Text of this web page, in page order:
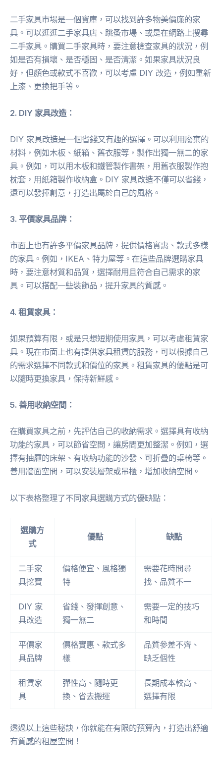
二手家具市場是一個寶庫，可以找到許多物美價廉的家
具。可以逛逛二手家具店、跳蚤市場、或是在網路上搜尋
二手家具。購買二手家具時，要注意檢查家具的狀況，例
如是否有損壞、是否穩固、是否清潔。如果家具狀況良
好，但顏色或款式不喜歡，可以考慮 DIY 改造，例如重新
上漆、更換把手等。
2. DIY 家具改造：
DIY 家具改造是一個省錢又有趣的選擇。可以利用廢棄的
材料，例如木板、紙箱、舊衣服等，製作出獨一無二的家
具。例如，可以用木板和鐵管製作書架，用舊衣服製作抱
枕套，用紙箱製作收納盒。DIY 家具改造不僅可以省錢，
還可以發揮創意，打造出屬於自己的風格。
3. 平價家具品牌：
市面上也有許多平價家具品牌，提供價格實惠、款式多樣
的家具。例如，IKEA、特力屋等。在這些品牌選購家具
時，要注意材質和品質，選擇耐用且符合自己需求的家
具。可以搭配一些裝飾品，提升家具的質感。
4. 租賃家具：
如果預算有限，或是只想短期使用家具，可以考慮租賃家
具。現在市面上也有提供家具租賃的服務，可以根據自己
的需求選擇不同款式和價位的家具。租賃家具的優點是可
以隨時更換家具，保持新鮮感。
5. 善用收納空間：
在購買家具之前，先評估自己的收納需求。選擇具有收納
功能的家具，可以節省空間，讓房間更加整潔。例如，選
擇有抽屜的床架、有收納功能的沙發、可折疊的桌椅等。
善用牆面空間，可以安裝層架或吊櫃，增加收納空間。
以下表格整理了不同家具選購方式的優缺點：
選購方
式
優點 缺點
二手家
具挖寶
價格便宜、風格獨
特
需要花時間尋
找、品質不一
DIY 家
具改造
省錢、發揮創意、
獨一無二
需要一定的技巧
和時間
平價家
具品牌
價格實惠、款式多
樣
品質參差不齊、
缺乏個性
租賃家
具
彈性高、隨時更
換、省去搬運
長期成本較高、
選擇有限
透過以上這些秘訣，你就能在有限的預算內，打造出舒適
有質感的租屋空間！